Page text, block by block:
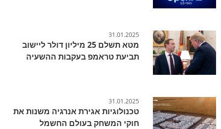
31.01.2025
מטא תשלם 25 מיליון דולר ליישוב
תביעת טראמפ בעקבות ההשעיה
31.01.2025
טכנולוגיות אגירת אנרגיה משנות את
חוקי המשחק בעולם החשמל